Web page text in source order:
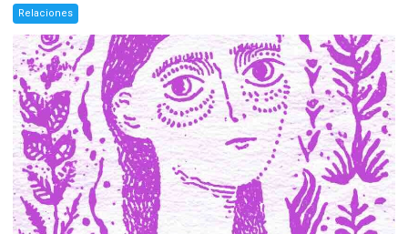
Relaciones